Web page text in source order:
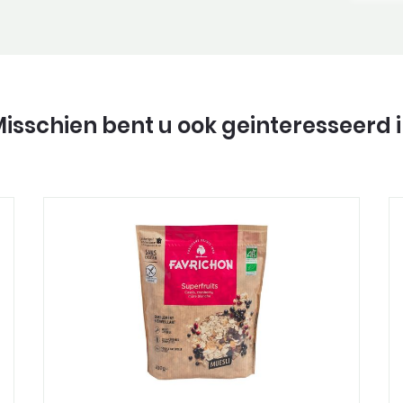
bent u ook geinteresseerd